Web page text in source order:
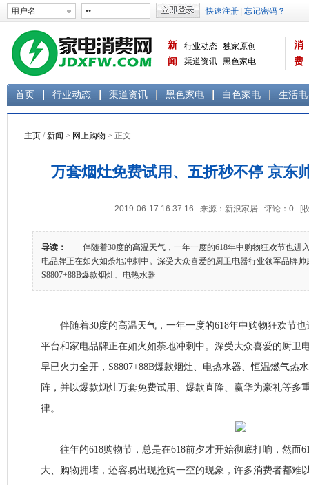
新
闻
行业动态 独家原创
渠道资讯 黑色家电
消
费
首页 行业动态 渠道资讯 黑色家电 白色家电 生活
主页 /新闻 > 网上购物 > 正文
万套烟灶免费试用、五折秒不停 京东
2019-06-17 16:37:16 来源：新浪家居 评论： 0 [
导读：
伴随着30度的高温天气，一年一度的618年中购物狂欢节也进
电品牌正在如火如荼地冲刺中。深受大众喜爱的厨卫电器行业领军品牌
S8807+88B爆款烟灶、电热水器
伴随着30度的高温天气，一年一度的618年中购物狂欢节也
平台和家电品牌正在如火如荼地冲刺中。深受大众喜爱的厨卫
早已火力全开，S8807+88B爆款烟灶、电热水器、恒温燃气热
阵，并以爆款烟灶万套免费试用、爆款直降、赢华为豪礼等多
律。
往年的618购物节，总是在618前夕才开始彻底打响，然而
大、购物拥堵，还容易出现抢购一空的现象，许多消费者都难